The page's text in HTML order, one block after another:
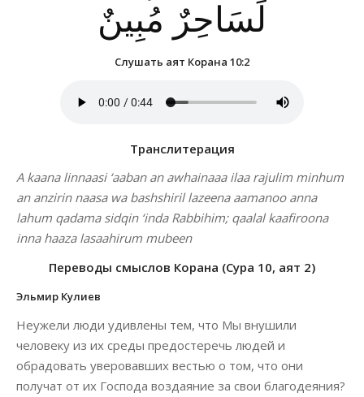
لَسَاحِرٌ مُبِينٌ
Слушать аят Корана 10:2
Транслитерация
A kaana linnaasi ‘aaban an awhainaaa ilaa rajulim minhum
an anzirin naasa wa bashshiril lazeena aamanoo anna
lahum qadama sidqin ‘inda Rabbihim; qaalal kaafiroona
inna haaza lasaahirum mubeen
Переводы смыслов Корана (Сура 10, аят 2)
Эльмир Кулиев
Неужели люди удивлены тем, что Мы внушили
человеку из их среды предостеречь людей и
обрадовать уверовавших вестью о том, что они
получат от их Господа воздаяние за свои благодеяния?